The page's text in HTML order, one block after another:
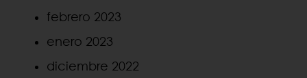
febrero 2023
enero 2023
diciembre 2022